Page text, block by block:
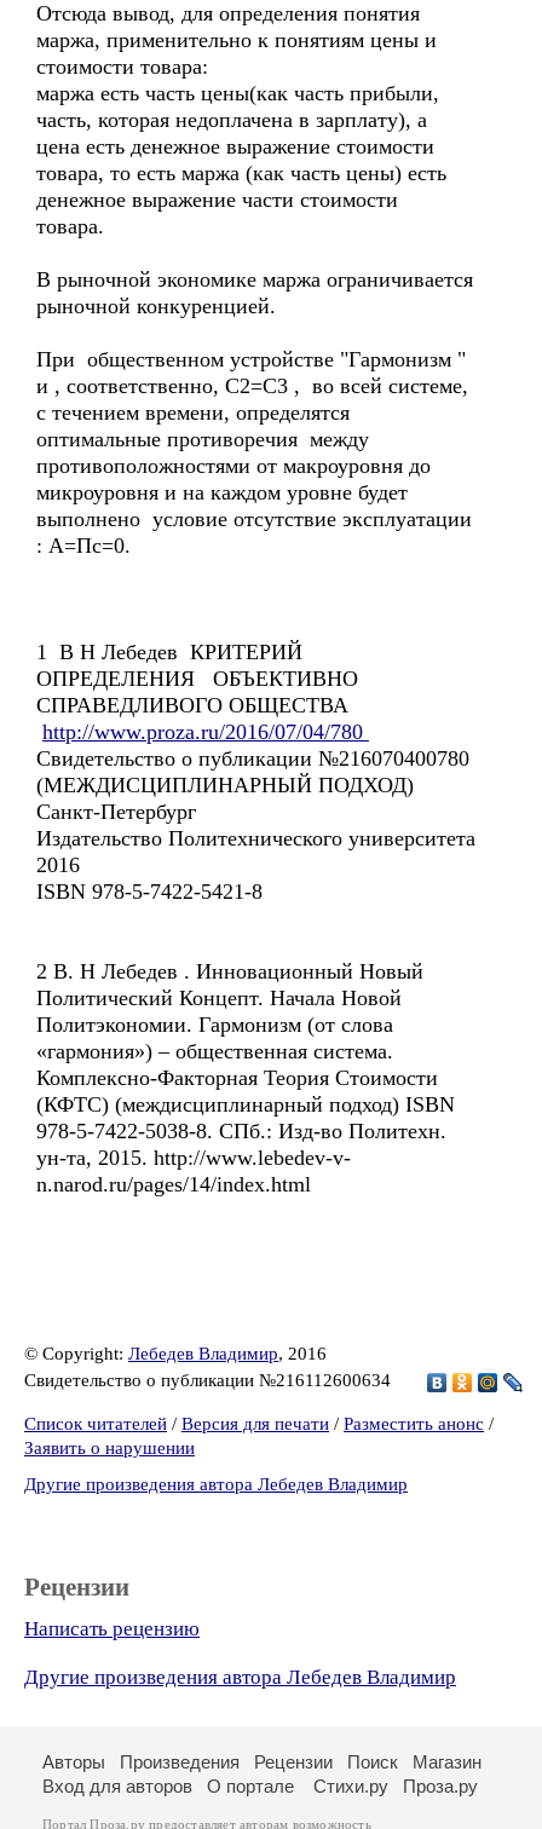
Отсюда вывод, для определения понятия
маржа, применительно к понятиям цены и
стоимости товара:
маржа есть часть цены(как часть прибыли,
часть, которая недоплачена в зарплату), а
цена есть денежное выражение стоимости
товара, то есть маржа (как часть цены) есть
денежное выражение части стоимости
товара.
В рыночной экономике маржа ограничивается
рыночной конкуренцией.
При общественном устройстве "Гармонизм "
и , соответственно, С2=С3 , во всей системе,
с течением времени, определятся
оптимальные противоречия между
противоположностями от макроуровня до
микроуровня и на каждом уровне будет
выполнено условие отсутствие эксплуатации
: А=Пс=0.
1 В Н Лебедев КРИТЕРИЙ
ОПРЕДЕЛЕНИЯ ОБЪЕКТИВНО
СПРАВЕДЛИВОГО ОБЩЕСТВА
http://www.proza.ru/2016/07/04/780
Свидетельство о публикации №216070400780
(МЕЖДИСЦИПЛИНАРНЫЙ ПОДХОД)
Санкт-Петербург
Издательство Политехнического университета
2016
ISBN 978-5-7422-5421-8
2 В. Н Лебедев . Инновационный Новый
Политический Концепт. Начала Новой
Политэкономии. Гармонизм (от слова
«гармония») – общественная система.
Комплексно-Факторная Теория Стоимости
(КФТС) (междисциплинарный подход) ISBN
978-5-7422-5038-8. СПб.: Изд-во Политехн.
ун-та, 2015. http://www.lebedev-v-
n.narod.ru/pages/14/index.html
© Copyright: Лебедев Владимир, 2016
Свидетельство о публикации №216112600634
Список читателей / Версия для печати / Разместить анонс /
Заявить о нарушении
Другие произведения автора Лебедев Владимир
Рецензии
Написать рецензию
Другие произведения автора Лебедев Владимир
Авторы Произведения Рецензии Поиск
Магазин
Вход для авторов
О портале Стихи.ру Проза.ру
Портал Проза.ру предоставляет авторам возможность